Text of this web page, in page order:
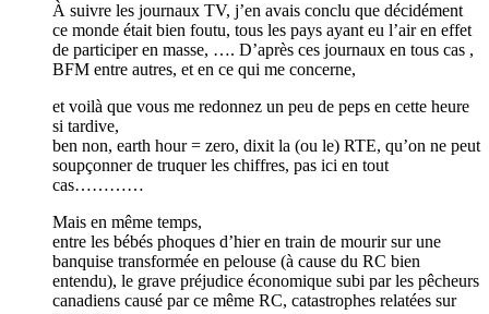
À suivre les journaux TV, j’en avais conclu que décidément
ce monde était bien foutu, tous les pays ayant eu l’air en effet
de participer en masse, …. D’après ces journaux en tous cas ,
BFM entre autres, et en ce qui me concerne,
et voilà que vous me redonnez un peu de peps en cette heure
si tardive,
ben non, earth hour = zero, dixit la (ou le) RTE, qu’on ne peut
soupçonner de truquer les chiffres, pas ici en tout
cas…………
Mais en même temps,
entre les bébés phoques d’hier en train de mourir sur une
banquise transformée en pelouse (à cause du RC bien
entendu), le grave préjudice économique subi par les pêcheurs
canadiens causé par ce même RC, catastrophes relatées sur